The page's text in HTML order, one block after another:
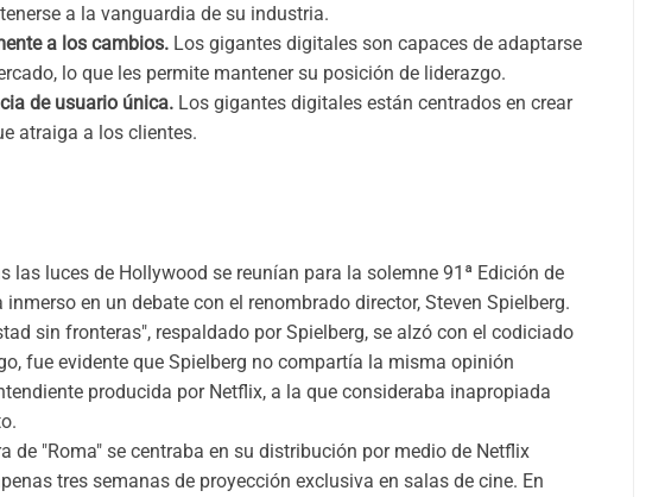
a la vanguardia de su industria.
a los cambios. Los gigantes digitales son capaces de adaptarse
lo que les permite mantener su posición de liderazgo.
de usuario única. Los gigantes digitales están centrados en crear
atraiga a los clientes.
las luces de Hollywood se reunían para la solemne 91ª Edición de
en un debate con el renombrado director, Steven Spielberg.
sin fronteras", respaldado por Spielberg, se alzó con el codiciado
fue evidente que Spielberg no compartía la misma opinión
producida por Netflix, a la que consideraba inapropiada
de "Roma" se centraba en su distribución por medio de Netflix
tres semanas de proyección exclusiva en salas de cine. En